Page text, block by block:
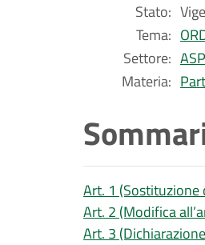
Stato:
Tema:
Settore:
Materia:
Art. 1 (Sostituzione
Art. 2 (Modifica
Art. 3